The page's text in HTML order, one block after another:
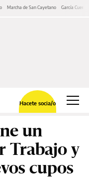
Marcha de San Cayetano García Cuerva
Hacete socia/o
un
Trabajo y
cupos